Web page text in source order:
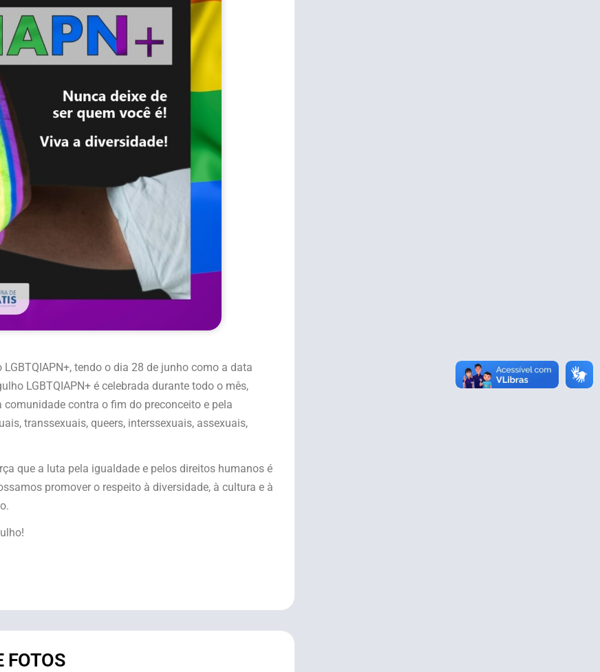
tendo o dia 28 de junho como a data
LGBTQIAPN+ é celebrada durante todo o mês,
contra o fim do preconceito e pela
transsexuais, queers, interssexuais, assexuais,
que a luta pela igualdade e pelos direitos humanos é
promover o respeito à diversidade, à cultura e à
FOTOS